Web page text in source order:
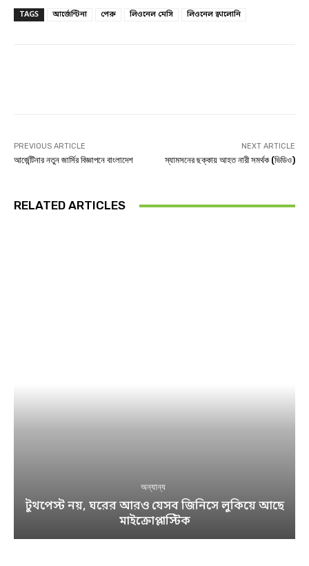
TAGS আর্জেন্টিনা পেরু লিওনেল মেসি লিওনেল স্কালোনি
PREVIOUS ARTICLE
আর্জেন্টিনার নতুন জার্সির বিজ্ঞাপনে বাংলাদেশ
NEXT ARTICLE
স্যামসনের ছক্কায় আহত নারী সমর্থক (ভিডিও)
RELATED ARTICLES
অন্যান্য
টুথপেস্ট নয়, ঘরের আরও যেসব জিনিসে লুকিয়ে আছে
মাইক্রোপ্লাস্টিক